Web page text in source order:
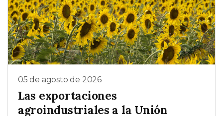
05 de agosto de 2026
Las exportaciones
agroindustriales a la Unión